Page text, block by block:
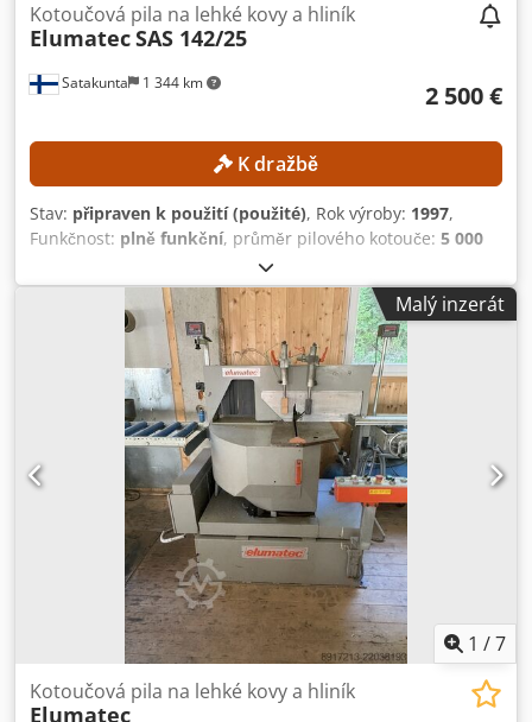
Satakunta 1 344 km
Kotoučová pila na lehké kovy a hliník
ElumatecSAS 142/25
2 500 €
K dražbě
Stav: připraven k použití (použité), Rok výroby: 1997,
Funkčnost: plně funkční, průměr pilového kotouče: 5 000
500 mm
proudu:trojfázový, maximální otáčky:2 800 ot./min,
připojení stlačeného vzduchu: 7 lišta, Bez stanovené
minimální ceny – garantovaný prodej za nejvyšší nabídku!
TECHNICKÉ ÚDAJE Průměr pilového kotouče: 500 mm
Dcsdpezqbltjfx Aatek Otáčky: 2 800 ot./min Délka posuvu
na jeden cyklus: 5 600 mm Úhel řezu: 90° Funkce úhlového
řezu v závislosti na konfiguraci stroje TECHNICKÉ
PODROBNOSTI STROJE Vhodné materiály: hliníkové profily,
tenkostěnné profily z lehkých kovů, profily pro okna a dveře
Napájení: 230/400 V, 3~ Frekvence: 50 Hz Připojení
stlačeného vzduchu: 7 bar VYBAVENÍ Odsávání třísek
Malý inzerát
1 /7
Kotoučová pila na lehké kovy a hliník
Elumatec